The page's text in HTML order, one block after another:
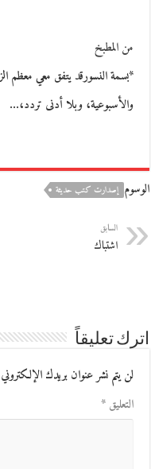
من المطبخ
*بسمة النسورقد يتفق معي معظم
والأسبوعية، وبلا أدنى تردد،…
الوسوم إصدارت كتب حديثة
السابق
اشتباك
اترك تعليقاً
لن يتم نشر عنوان بريدك
التعليق*